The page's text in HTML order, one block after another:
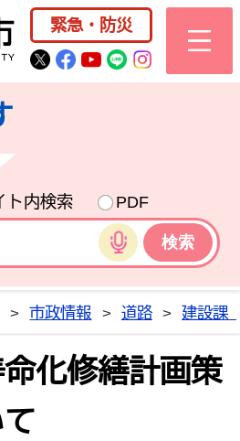
桜川市公式ホー
緊急・防災
桜川市公式Twitter
桜川市公式
桜川市公式
桜川市公式
ト内検索
PDF
音声検索
> 市政情報 > 道路 > 建設課
化修繕計画策